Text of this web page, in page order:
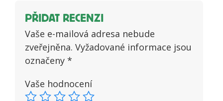
PŘIDAT RECENZI
Vaše e-mailová adresa nebude
zveřejněna. Vyžadované informace jsou
označeny *
Vaše hodnocení